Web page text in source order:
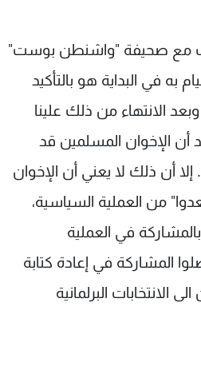
مع صحيفة "واشنطن بوست"
به في البداية هو بالتأكيد
الانتهاء من ذلك علينا
أن الإخوان المسلمين قد
أن ذلك لا يعني أن الإخوان
من العملية السياسية،
في العملية
المشاركة في إعادة كتابة
الانتخابات البرلمانية